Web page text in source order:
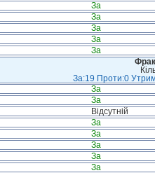
За
За
За
За
За
За:19 Проти:0
За
За
Відсутній
За
За
За
За
За